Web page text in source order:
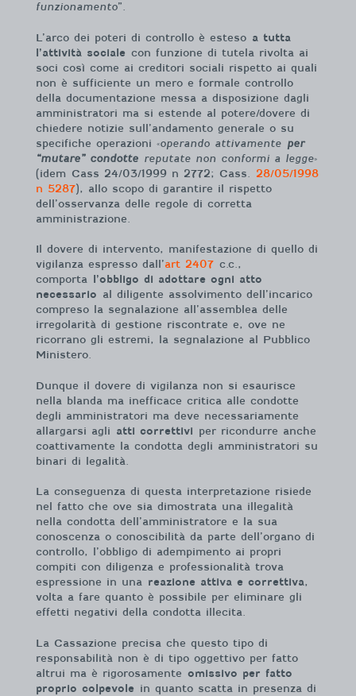
funzionamento”.
L’arco dei poteri di controllo è esteso a tutta
l’attività sociale con funzione di tutela rivolta ai
soci così come ai creditori sociali rispetto ai quali
non è sufficiente un mero e formale controllo
della documentazione messa a disposizione dagli
amministratori ma si estende al potere/dovere di
chiedere notizie sull’andamento generale o su
specifiche operazioni «operando attivamente per
“mutare” condotte reputate non conformi a legge»
(idem Cass 24/03/1999 n 2772; Cass. 28/05/1998
n 5287), allo scopo di garantire il rispetto
dell’osservanza delle regole di corretta
amministrazione.
Il dovere di intervento, manifestazione di quello di
vigilanza espresso dall’art 2407 c.c.,
comporta
l’obbligo di adottare ogni atto
necessario al diligente assolvimento dell’incarico
compreso la segnalazione all’assemblea delle
irregolarità di gestione riscontrate e, ove ne
ricorrano gli estremi, la segnalazione al Pubblico
Ministero.
Dunque il dovere di vigilanza non si esaurisce
nella blanda ma inefficace critica alle condotte
degli amministratori ma deve necessariamente
allargarsi agli atti correttivi per ricondurre anche
coattivamente la condotta degli amministratori su
binari di legalità.
La conseguenza di questa interpretazione risiede
nel fatto che ove sia dimostrata una illegalità
nella condotta dell’amministratore e la sua
conoscenza o conoscibilità da parte dell’organo di
controllo, l’obbligo di adempimento ai propri
compiti con diligenza e professionalità trova
espressione in una reazione attiva e correttiva,
volta a fare quanto è possibile per eliminare gli
effetti negativi della condotta illecita.
La Cassazione precisa che questo tipo di
responsabilità non è di tipo oggettivo per fatto
altrui ma è rigorosamente omissivo per fatto
proprio colpevole in quanto scatta in presenza di